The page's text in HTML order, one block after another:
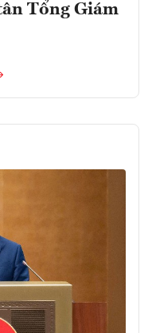
Tổng Giám